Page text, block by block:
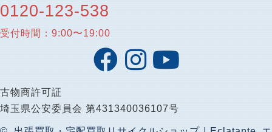
0120-123-538
受付時間：9:00〜19:00
古物商許可証
埼玉県公安委員会 第431340036107号